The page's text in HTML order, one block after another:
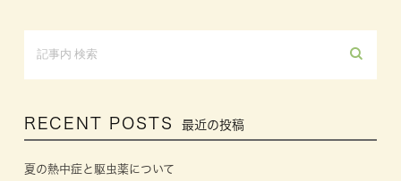
RECENT POSTS 最近の投稿
夏の熱中症と駆虫薬について